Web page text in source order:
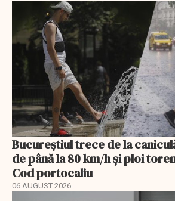
Bucureștiul trece de la
de până la 80 km/h și ploi
Cod portocaliu
06 AUGUST 2026